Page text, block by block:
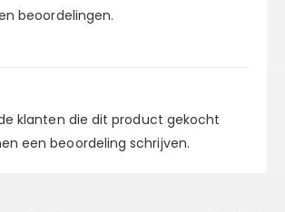
beoordelingen.
klanten die dit product gekocht
een beoordeling schrijven.